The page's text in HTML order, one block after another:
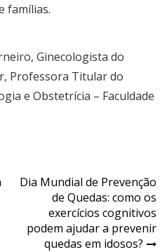
famílias.
Ginecologista do
Professora Titular do
e Obstetrícia – Faculdade
Dia Mundial de Prevenção
de Quedas: como os
exercícios cognitivos
podem ajudar a prevenir
quedas em idosos?